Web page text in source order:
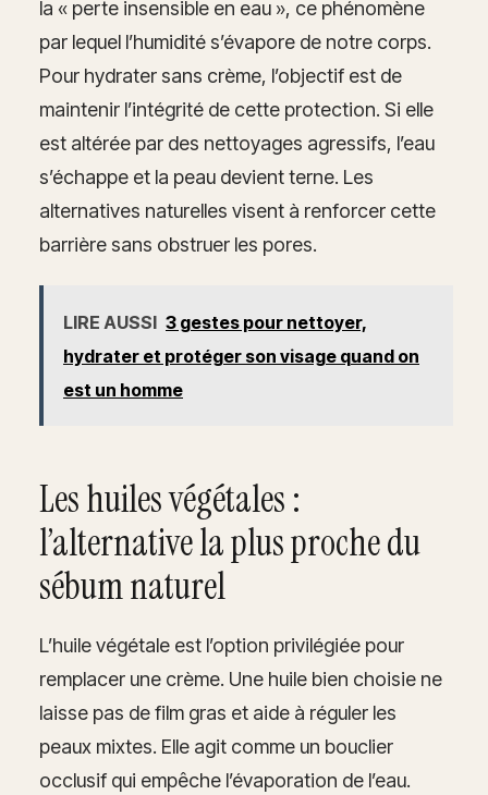
la « perte insensible en eau », ce phénomène
par lequel l’humidité s’évapore de notre corps.
Pour hydrater sans crème, l’objectif est de
maintenir l’intégrité de cette protection. Si elle
est altérée par des nettoyages agressifs, l’eau
s’échappe et la peau devient terne. Les
alternatives naturelles visent à renforcer cette
barrière sans obstruer les pores.
LIRE AUSSI 3 gestes pour nettoyer,
hydrater et protéger son visage quand on
est un homme
Les huiles végétales :
l’alternative la plus proche du
sébum naturel
L’huile végétale est l’option privilégiée pour
remplacer une crème. Une huile bien choisie ne
laisse pas de film gras et aide à réguler les
peaux mixtes. Elle agit comme un bouclier
occlusif qui empêche l’évaporation de l’eau.